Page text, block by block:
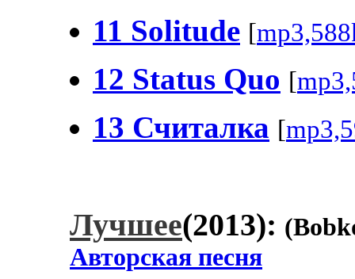
11 Solitude [
12 Status Quo [
13 Считалка [
Лучшее(2013):
Авторская песня